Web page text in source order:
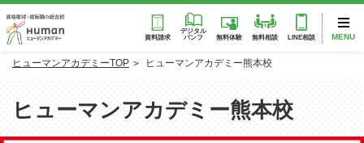
資料請求
デジタル
パンフ
無料体験 無料相談 LINE相談 MENU
ヒューマンアカデミーTOP ヒューマンアカデミー熊本校
ヒューマンアカデミー熊本校